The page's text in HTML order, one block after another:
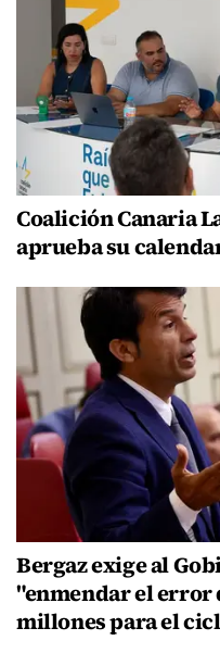
Coalición Canaria
aprueba su
Bergaz exige al
"enmendar el error
millones para el